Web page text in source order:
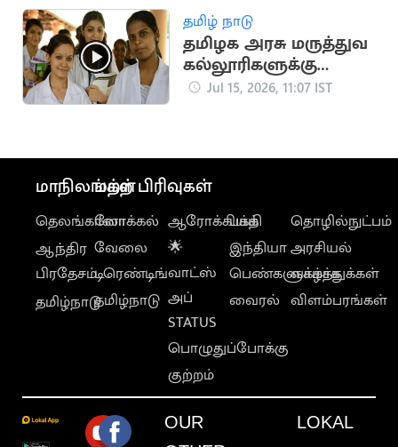
வீராசாமி நீக்கம்
தமிழ் நாடு
தமிழக அரசு மருத்துவ
கல்லூரிகளுக்கு
கூடுதலாக 150 இடங்கள்
Jul 15, 2026, 11:07 IST
மாநிலங்கள்
தெலங்கானா
ஆந்திர
பிரதேசம்
தமிழ்நாடு
மற்ற பிரிவுகள்
லோக்கல்
வேலை
டிரெண்டிங்
தமிழ்நாடு
ஆரோக்கியம்
🌟
வாட்ஸ்
அப்
STATUS
பொழுதுப்போக்கு
குற்றம்
பக்தி
இந்தியா
பெண்களுக்காக
வைரல்
தொழில்நுட்பம்
அரசியல்
வாழ்த்துக்கள்
விளம்பரங்கள்
OUR
LOKAL